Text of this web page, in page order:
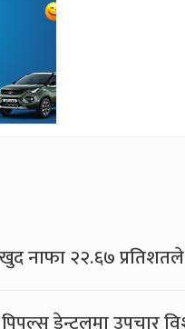
२२.६७ प्रतिशतले